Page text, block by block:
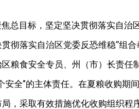
焦总目标，坚定坚决贯彻落实自
彻落实自治区党委反恐维稳“组
粮食安全专员、州（市）长责任
安全”的主体责任。在夏粮收购期
， 采取有效措施优化收购组织程